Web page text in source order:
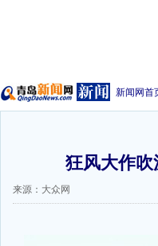
新闻网首
狂风大作
来源：大众网